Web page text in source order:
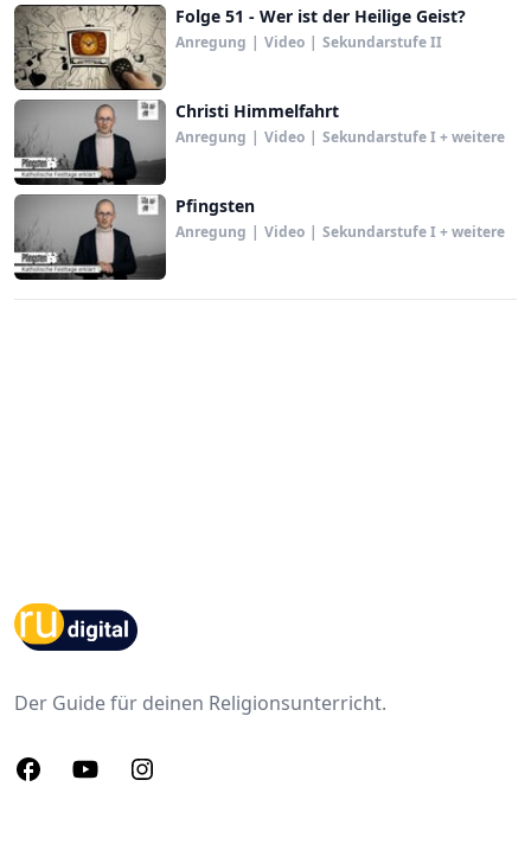
Folge 51 - Wer ist der Heilige Geist?
Anregung | Video | Sekundarstufe II
Christi Himmelfahrt
Anregung | Video | Sekundarstufe I + weitere
Pfingsten
Anregung | Video | Sekundarstufe I + weitere
Footer
Der Guide für deinen Religionsunterricht.
FacebookYoutubeInstagram